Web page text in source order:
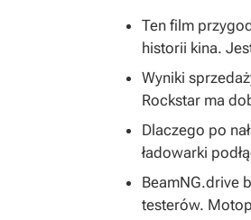
Ten film
historii kina.
Wyniki
Rockstar ma
Dlaczego po
ładowarki
BeamNG.drive
testerów.